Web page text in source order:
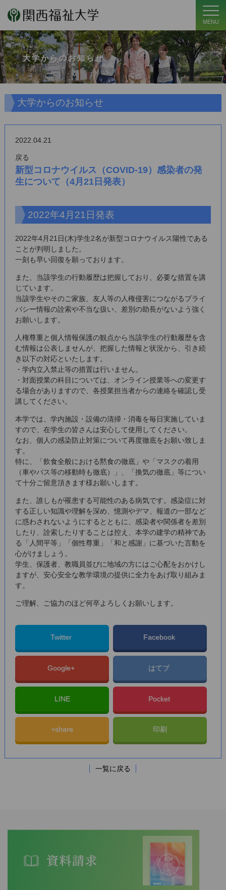
MENU
大学からのお知らせ
大学からのお知らせ
2022.04.21
戻る
新型コロナウイルス（COVID-19）感染者の発
生について（4月21日発表）
2022年4月21日発表
2022年4月21日(木)学生2名が新型コロナウイルス陽性である
ことが判明しました。
一刻も早い回復を願っております。
また、当該学生の行動履歴は把握しており、必要な措置を講
じています。
当該学生やそのご家族、友人等の人権侵害につながるプライ
バシー情報の詮索や不当な扱い、差別の助長がないよう強く
お願いします。
人権尊重と個人情報保護の観点から当該学生の行動履歴を含
む情報は公表しませんが、把握した情報と状況から、引き続
き以下の対応といたします。
・学内立入禁止等の措置は行いません。
・対面授業の科目については、オンライン授業等への変更す
る場合がありますので、各授業担当者からの連絡を確認し受
講してください。
本学では、学内施設・設備の清掃・消毒を毎日実施していま
すので、在学生の皆さんは安心して使用してください。
なお、個人の感染防止対策について再度徹底をお願い致しま
す。
特に、「飲食全般における黙食の徹底」や「マスクの着用
（車やバス等の移動時も徹底）」、「換気の徹底」等につい
て十分ご留意頂きます様お願いします。
また、誰しもが罹患する可能性のある病気です。感染症に対
する正しい知識や理解を深め、憶測やデマ、報道の一部など
に惑わされないようにするとともに、感染者や関係者を差別
したり、詮索したりすることは控え、本学の建学の精神であ
る「人間平等」「個性尊重」「和と感謝」に基づいた言動を
心がけましょう。
学生、保護者、教職員並びに地域の方にはご心配をおかけし
ますが、安心安全な教学環境の提供に全力をあげ取り組みま
す。
ご理解、ご協力のほど何卒よろしくお願いします。
Twitter Facebook
Google+ はてブ
LINE Pocket
+share 印刷
一覧に戻る